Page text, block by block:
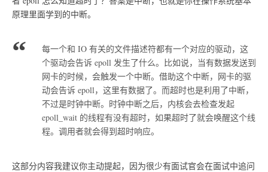
原理里面学到的中断。
每一个和 IO 有关的文件描述符都有一个对应的驱动，这
个驱动会告诉 epoll 发生了什么。比如说，当有数据发送到
网卡的时候，会触发一个中断。借助这个中断，网卡的驱
动会告诉 epoll，这里有数据了。而超时也是利用了中断，
不过是时钟中断。时钟中断之后，内核会去检查发起
epoll_wait 的线程有没有超时，如果超时了就会唤醒这个线
程。调用者就会得到超时响应。
这部分内容我建议你主动提起，因为很少有面试官会在面试中追问